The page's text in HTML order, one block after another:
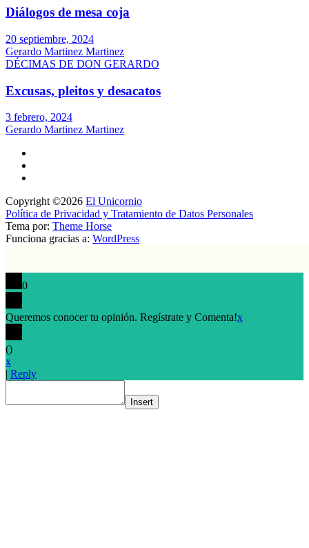
Diálogos de mesa coja
20 septiembre, 2024
Gerardo Martinez Martinez
DÉCIMAS DE DON GERARDO
Excusas, pleitos y desacatos
3 febrero, 2024
Gerardo Martinez Martinez
Copyright ©2026 El Unicornio
Política de Privacidad y Tratamiento de Datos Personales
Tema por: Theme Horse
Funciona gracias a: WordPress
0
Queremos conocer tu opinión. Regístrate y Comenta!x
()
x
| Reply
Insert